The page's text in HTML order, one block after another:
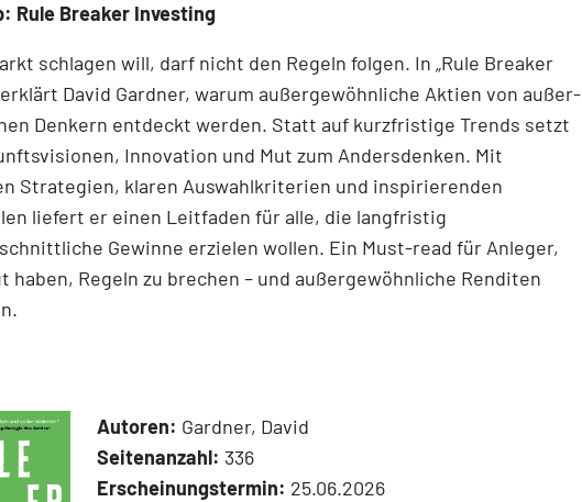
Rule Breaker Investing
schlagen will, darf nicht den Regeln folgen. In „Rule Breaker
David Gardner, warum außergewöhnliche Aktien von außer­
Denkern entdeckt werden. Statt auf kurzfristige Trends setzt
Innovation und Mut zum Andersdenken. Mit
Strategien, klaren Auswahlkriterien und inspirierenden
liefert er einen Leit­faden für alle, die langfristig
Gewinne erzielen wollen. Ein Must-read für Anleger,
haben, Regeln zu brechen – und außergewöhnliche Renditen
Autoren: Gardner, David
Seitenanzahl: 336
Erscheinungstermin: 25.06.2026